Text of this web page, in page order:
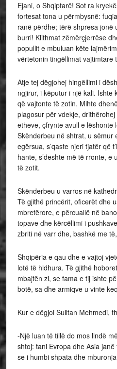
Ejani, o Shqiptarë! Sot ra
fortesat tona u përmbysnë:
ranë përdhe; tërë shpresa jonë
burri! Klithmat zëmërçjerrëse
popullit e mbuluan këte
vërtetonin tingëllimat vajtimtare
Atje tej dëgjohej hingëllimi i
ngjirur, i këputur i një kali. Ishte
që vajtonte të zotin. Mihte
plagosur për vdekje,
etheve, çfrynte avull e lëshonte
Skënderbeu në shtrat, u sëmur
egërsua, s’qaste njeri tjatër që
hante, s’deshte më të rronte, e
të zotit.
Skënderbeu u varros në
Të gjithë princërit, oficerët dhe
mbretërore, e përcuallë në
topave dhe kërcëllimi i
zbriti në varr dhe, bashkë me
Shqipëria e qau dhe e vajtoj
lotë të hidhura. Të gjithë
mbajtën zi, se fama e tij ishte
botë, sa dhe armiqve u vinte
Kur e dëgjoi Sulltan Mehmedi,
-Një luan të tillë do mos lindë
shtoj: tani Evropa dhe Asia
se i humbi shpata dhe